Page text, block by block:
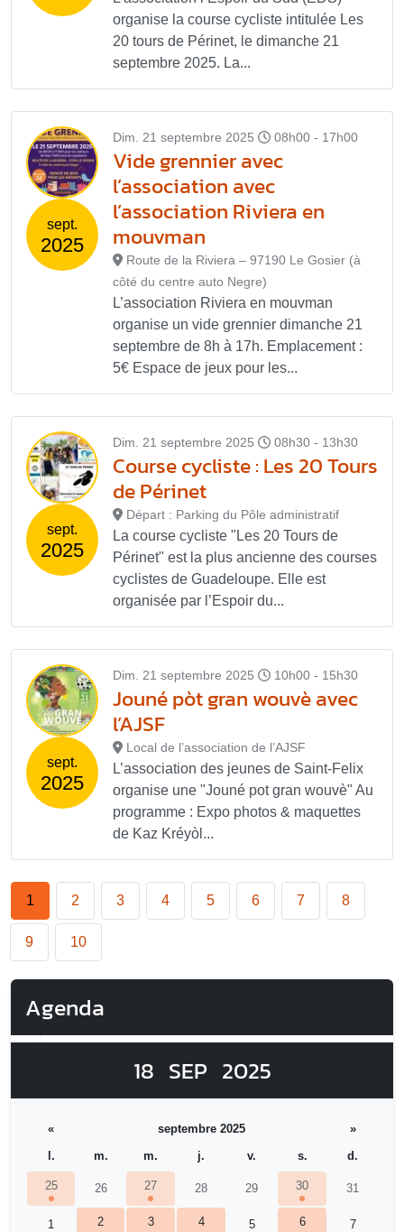
organise la course cycliste intitulée Les
20 tours de Périnet, le dimanche 21
septembre 2025. La...
sept.
2025
Dim. 21 septembre 2025 08h00 - 17h00
Vide grennier avec
l’association avec
l’association Riviera en
mouvman
Route de la Riviera – 97190 Le Gosier (à
côté du centre auto Negre)
L’association Riviera en mouvman
organise un vide grennier dimanche 21
septembre de 8h à 17h. Emplacement :
5€ Espace de jeux pour les...
sept.
2025
Dim. 21 septembre 2025 08h30 - 13h30
Course cycliste : Les 20 Tours
de Périnet
Départ : Parking du Pôle administratif
La course cycliste "Les 20 Tours de
Périnet" est la plus ancienne des courses
cyclistes de Guadeloupe. Elle est
organisée par l’Espoir du...
sept.
2025
Dim. 21 septembre 2025 10h00 - 15h30
Jouné pòt gran wouvè avec
l’AJSF
Local de l’association de l’AJSF
L’association des jeunes de Saint-Felix
organise une "Jouné pot gran wouvè" Au
programme : Expo photos & maquettes
de Kaz Kréyòl...
1 2 3 4 5 6 7 8
9 10
Agenda
18 SEP 2025
« septembre 2025
»
l.
m. m. j. v. s. d.
25 26 27 28 29 30 31
1 2 3 4 5 6 7